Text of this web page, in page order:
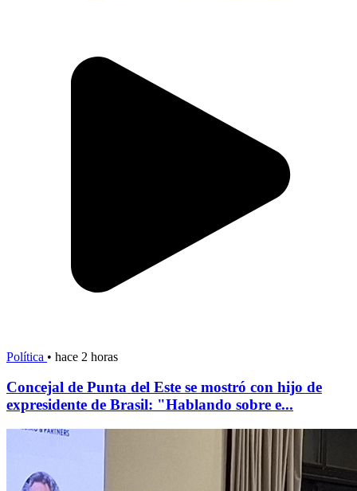
Política • hace 2 horas
Concejal de Punta del Este se mostró con hijo de
expresidente de Brasil: "Hablando sobre e...